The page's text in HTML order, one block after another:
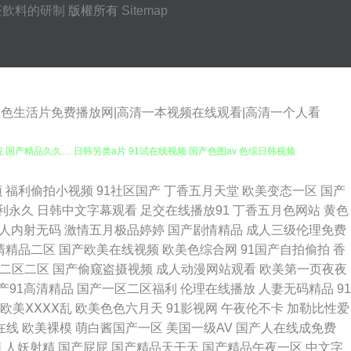
料的研制 版權所有 Sitemap
生活片免费播放网|高清一本视频在线观看|高清一个人看
产精品久久… 日韩另类a片 91试在线视频 国产色图av 色综日韩视频
花av 91尤物91视频 大香蕉久操网 av先峰资源网 91淫片电影安装 黄
线 av在线资源网站 91巨炮 91豆花官网 操B视频日韩 超碰蜜臀91上传
六区 超碰操人人 久久九九 探花传媒在线 91自慰喷水 人妻熟女视频
91大神看片网 最新先锋资源av 影音先锋亚洲第9页 精东ab 老司机视
福利偷拍小视频 91社区国产 丁香五月天堂 欧美变态一区 国产
永久 日韩中文字幕观看 足交在线播放91 丁香五月色网站 黄色
内射无码 激情五月极品婷婷 国产剧情精品 成人三级伦理免费
精品二区 国产欧美在线视频 欧美色综合网 91国产自拍偷拍 香
区二区 国产偷窥盗摄视频 成人动漫网站观看 欧美第一页夜夜
91高清精品 国产一区二区福利 伦理在线播放 人妻无码精品 91
美ⅩⅩⅩⅩ乱 欧美色色六月天 91影视网 午夜伦不卡 加勒比性爱
线 欧美裸模 萌白酱国产一区 美国一级AV 国产人在线成免费
人妖射精 国产屁屁 国产精品天干天 国产精品午夜一区 中文字